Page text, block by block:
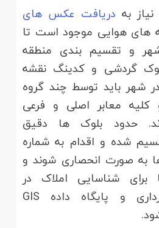
به دریافت عکس های
های هوایی موجود است تا
و تقسیم بندی منطقه
گردشی و کدینگ نقشه
شهر باید توسط چند گروه
کلیه معابر اصلی و فرعی
حدود بلوک ها دقیق
شده و اقدام به شماره
به صورت انحصاری شوند و
برای شناسایی املاک در
سیستم شهرداری و پایگاه داده GIS